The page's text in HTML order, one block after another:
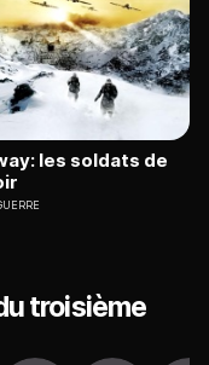
les soldats de
troisième